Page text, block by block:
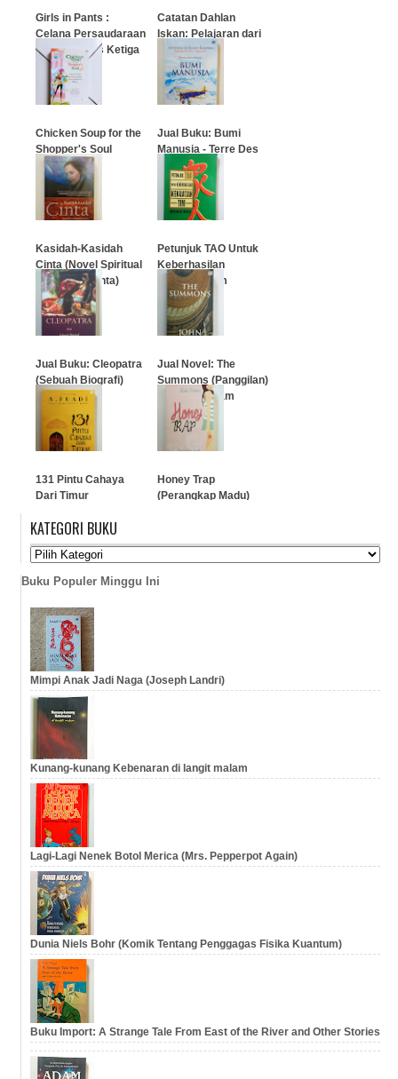
Girls in Pants :
Celana Persaudaraan
Musim Panas Ketiga
Catatan Dahlan
Iskan: Pelajaran dari
Tiongkok
…
Chicken Soup for the
Shopper's Soul
…
Jual Buku: Bumi
Manusia - Terre Des
Hommes
Kasidah-Kasidah
Cinta (Novel Spiritual
Keajaiban Cinta)
…
Petunjuk TAO Untuk
Keberhasilan
Kekuatan Tim
…
Jual Buku: Cleopatra
(Sebuah Biografi)
Jual Novel: The
Summons (Panggilan)
- John Grisham
131 Pintu Cahaya
Dari Timur
…
Honey Trap
(Perangkap Madu)
…
KATEGORI BUKU
Buku Populer Minggu Ini
Mimpi Anak Jadi Naga (Joseph Landri)
Kunang-kunang Kebenaran di langit malam
Lagi-Lagi Nenek Botol Merica (Mrs. Pepperpot Again)
Dunia Niels Bohr (Komik Tentang Penggagas Fisika Kuantum)
Buku Import: A Strange Tale From East of the River and Other Stories